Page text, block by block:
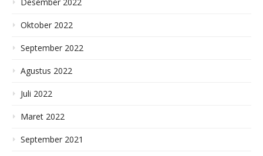
Oktober 2022
September 2022
Agustus 2022
Juli 2022
Maret 2022
September 2021